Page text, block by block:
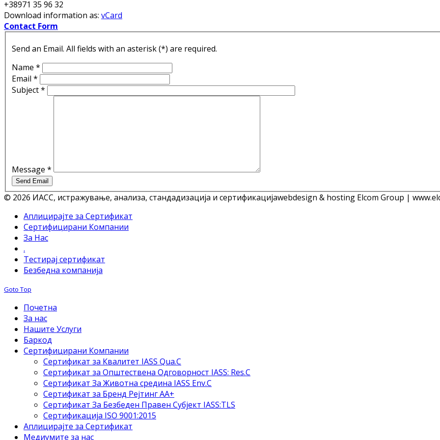
+38971 35 96 32
Download information as: vCard
Contact Form
Send an Email. All fields with an asterisk (*) are required.
Name *
Email *
Subject*
Message *
Send Email
© 2026 ИАСС, истражување, анализа, стандадизација и сертификацијаwebdesign & hosting Elcom Group |
Аплицирајте за Сертификат
Сертифицирани Компании
За Нас
.
Тестирај сертификат
Безбедна компанија
Goto Top
Почетна
За нас
Нашите Услуги
Баркод
Сертифицирани Компании
Сертификат за Квалитет IASS Qua.C
Сертификат за Општествена Одговорност IASS: Res.C
Сертификат За Животна средина IASS Env.C
Сертификат за Бренд Рејтинг АА+
Сертификат За Безбеден Правен Субјект IASS:TLS
Сертификација ISO 9001:2015
Аплицирајте за Сертификат
Медиумите за нас